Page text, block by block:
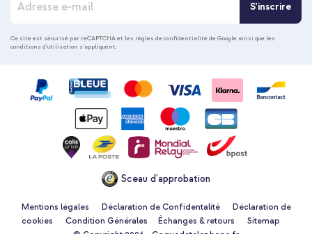
c
r
S'inscrire
Ce site est sécurisé par reCAPTCHA et les règles de confidentialité de Google ainsi que les
conditions d'utilisation s'appliquent.
Sceau d'approbation
Mentions légales Déclaration de Confidentalité
Déclaration de
cookies
Condition Générales Échanges & retours
Sitemap